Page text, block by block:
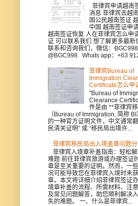
菲律宾申请越南
消息 菲律宾去越
国公民越南签证
中国 越南签证申
越南签证恢复 人在菲律宾怎么申
证 可以联系我们 想了解更多最新
联系和咨询我们，微信：
@BGC998 Whats app：+63
菲律宾Bureau of
Immigration
Certificate怎么申
"Bureau of
Clearance
件是由 **菲律宾
（Bureau of Immigration, 简称
的一种官方证明文件，中文通常
民清关证明” 或 “移民局出境许...
菲律宾移民局出入境盖章问题
菲律宾入境章补盖指南：轻松
难题 前往菲律宾旅游或办理签证
章是至关重要的证明。然而，一
况可能导致您在菲律宾入境时未
章。本文将详细介绍菲律宾签证
境章补盖的流程、所需材料、注
及常见问题解答，助您顺利解决
失的难题。 一、什么是菲律宾...